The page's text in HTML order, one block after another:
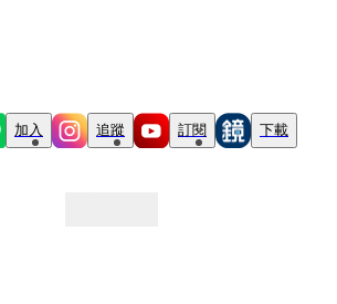
加入 追蹤 訂閱 下載